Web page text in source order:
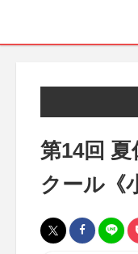
第14回
クール《